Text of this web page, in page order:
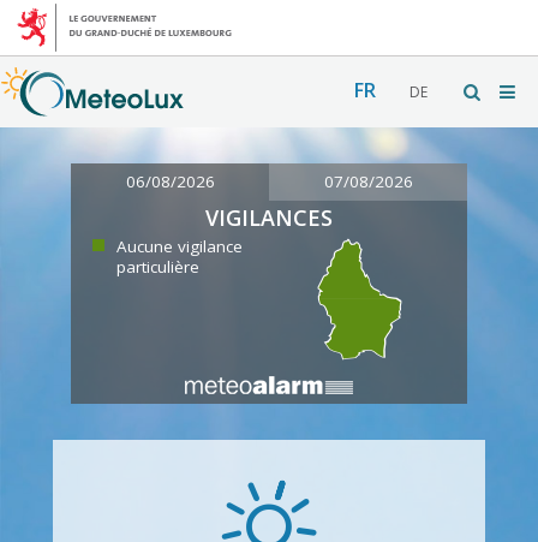
FR DE
06/08/2026 07/08/2026
VIGILANCES
Aucune vigilance
particulière